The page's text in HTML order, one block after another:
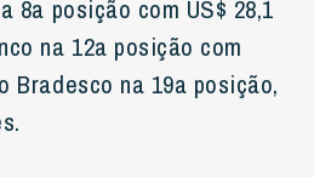
8a posição com US$ 28,1
na 12a posição com
Bradesco na 19a posição,